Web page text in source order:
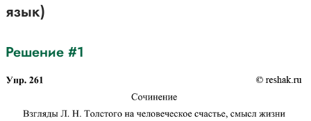
язык)
Решение #1